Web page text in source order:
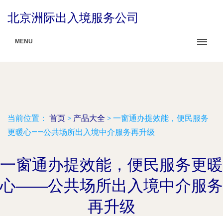
北京洲际出入境服务公司
MENU
当前位置： 首页 > 产品大全 > 一窗通办提效能，便民服务
更暖心——公共场所出入境中介服务再升级
一窗通办提效能，便民服务更暖
心——公共场所出入境中介服务
再升级